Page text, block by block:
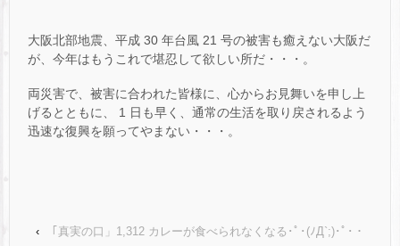
大阪北部地震、平成 30 年台風 21 号の被害も癒えない大阪だ
が、今年はもうこれで堪忍して欲しい所だ・・・。
両災害で、被害に合われた皆様に、心からお見舞いを申し上
げるとともに、 1 日も早く、通常の生活を取り戻されるよう
迅速な復興を願ってやまない・・・。
‹
｢真実の口」1,312 カレーが食べられなくなる･ﾟ･(ﾉД`;)･ﾟ･・